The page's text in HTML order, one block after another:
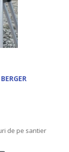
de pe santier